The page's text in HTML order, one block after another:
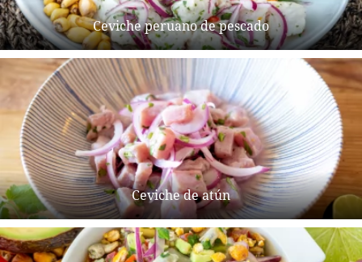
Ceviche peruano de pescado
Ceviche de atún